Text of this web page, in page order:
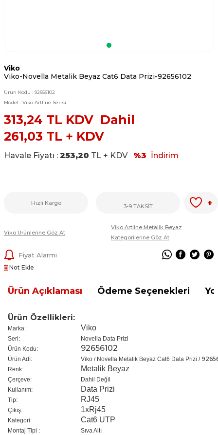
Viko
Viko-Novella Metalik Beyaz Cat6 Data Prizi-92656102
Ürün Kodu : 92656102
Model : Viko Artline Serisi
313,24 TL KDV Dahil
261,03 TL + KDV
Havale Fiyatı : 253,20 TL + KDV %3 İndirim
Hızlı Kargo 3-9 TAKSİT +
Viko Ürünlerine Göz At
Viko Artline Metalik Beyaz
Kategorilerine Göz At
Fiyat Alarmı
Not Ekle
Ürün Açıklaması Ödeme Seçenekleri
Ürün Özellikleri:
Marka: Viko
Seri:
Novella Data Prizi
Ürün Kodu:
92656102
Ürün Adı: Viko / Novella Metalik Beyaz Cat6 Data Prizi /
Renk: Metalik Beyaz
Çerçeve:
Dahil Değil
Kullanım:
Data Prizi
Tip: RJ45
Çıkış: 1xRj45
Kategori: Cat6 UTP
Montaj Tipi :
Sıva Altı